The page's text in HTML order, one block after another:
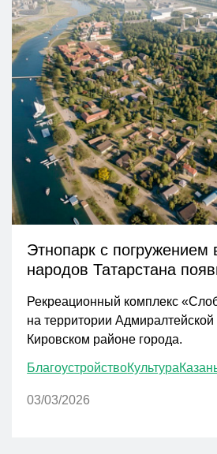
Этнопарк с погружением
народов Татарстана
Рекреационный комплекс
на территории
Кировском районе города.
БлагоустройствоКультура
03/03/2026